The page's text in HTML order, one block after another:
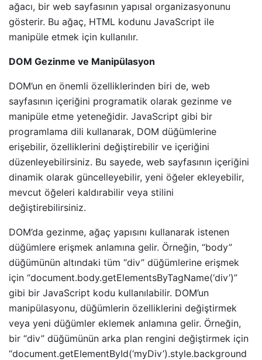
ağacı, bir web sayfasının yapısal organizasyonunu
gösterir. Bu ağaç, HTML kodunu JavaScript ile
manipüle etmek için kullanılır.
DOM Gezinme ve Manipülasyon
DOM’un en önemli özelliklerinden biri de, web
sayfasının içeriğini programatik olarak gezinme ve
manipüle etme yeteneğidir. JavaScript gibi bir
programlama dili kullanarak, DOM düğümlerine
erişebilir, özelliklerini değiştirebilir ve içeriğini
düzenleyebilirsiniz. Bu sayede, web sayfasının içeriğini
dinamik olarak güncelleyebilir, yeni öğeler ekleyebilir,
mevcut öğeleri kaldırabilir veya stilini
değiştirebilirsiniz.
DOM’da gezinme, ağaç yapısını kullanarak istenen
düğümlere erişmek anlamına gelir. Örneğin, “body”
düğümünün altındaki tüm “div” düğümlerine erişmek
için “document.body.getElementsByTagName(‘div’)”
gibi bir JavaScript kodu kullanılabilir. DOM’un
manipülasyonu, düğümlerin özelliklerini değiştirmek
veya yeni düğümler eklemek anlamına gelir. Örneğin,
bir “div” düğümünün arka plan rengini değiştirmek için
“document.getElementById(‘myDiv’).style.background